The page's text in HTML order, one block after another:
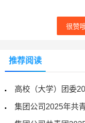
很赞
推荐阅读